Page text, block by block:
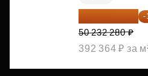
40 688 147 ₽ -
50 232 280 ₽
392 364 ₽ за